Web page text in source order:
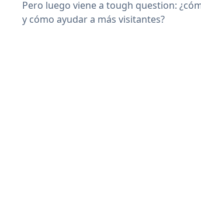
Pero luego viene a tough question:
y cómo ayudar a más visitantes?